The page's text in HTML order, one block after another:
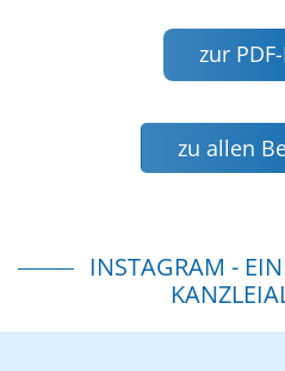
zur
zu allen
INSTAGRAM -